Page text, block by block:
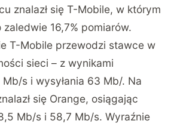
znalazł się T-Mobile, w którym
16,7% pomiarów.
T-Mobile przewodzi stawce w
sieci – z wynikami
s i wysyłania 63 Mb/. Na
się Orange, osiągając
Mb/s i 58,7 Mb/s. Wyraźnie